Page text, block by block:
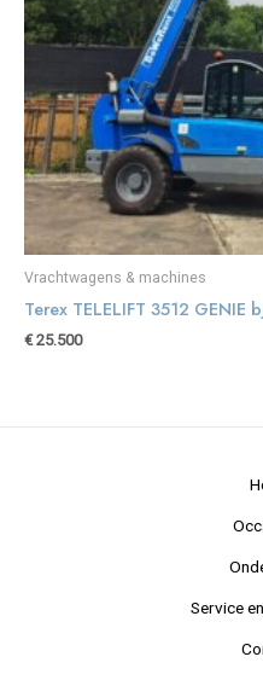
Vrachtwagens & machines
Terex TELELIFT 3512
€25.500
Service